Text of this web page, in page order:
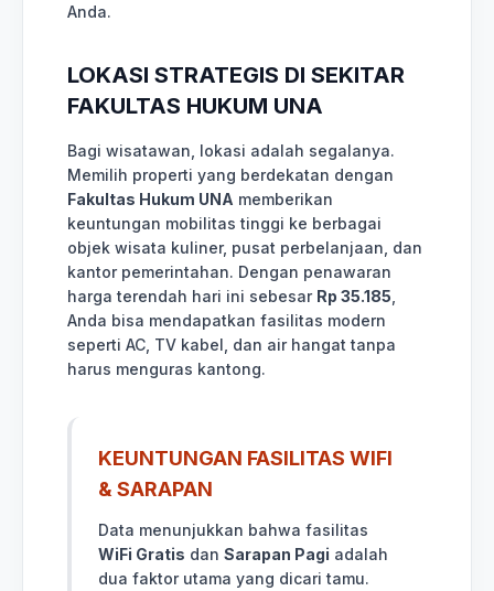
Anda.
LOKASI STRATEGIS DI SEKITAR
FAKULTAS HUKUM UNA
Bagi wisatawan, lokasi adalah segalanya.
Memilih properti yang berdekatan dengan
Fakultas Hukum UNA memberikan
keuntungan mobilitas tinggi ke berbagai
objek wisata kuliner, pusat perbelanjaan, dan
kantor pemerintahan. Dengan penawaran
harga terendah hari ini sebesar Rp 35.185
Anda bisa mendapatkan fasilitas modern
seperti AC, TV kabel, dan air hangat tanpa
harus menguras kantong.
KEUNTUNGAN FASILITAS WIFI
& SARAPAN
Data menunjukkan bahwa fasilitas
WiFi Gratis dan Sarapan Pagi adalah
dua faktor utama yang dicari tamu.